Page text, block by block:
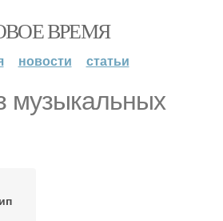
ВРЕМЯ
новости статьи
музыкальных